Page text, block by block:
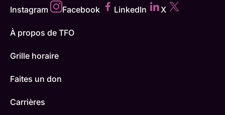
Instagram Facebook LinkedIn X
À propos de TFO
Grille horaire
Faites un don
Carrières